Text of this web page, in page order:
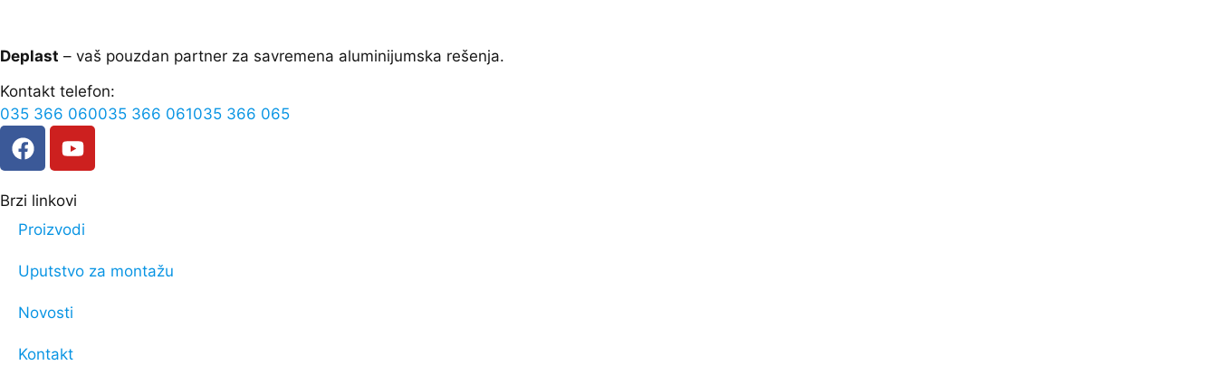
Deplast – vaš pouzdan partner za savremena aluminijumska rešenja.
Kontakt telefon:
035 366 060035 366 061035 366 065
Brzi linkovi
Proizvodi
Uputstvo za montažu
Novosti
Kontakt